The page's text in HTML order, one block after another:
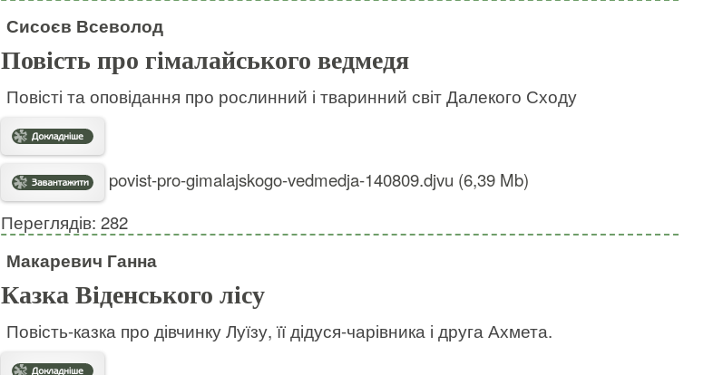
Сисоєв Всеволод
Повість про гімалайського ведмедя
Повісті та оповідання про рослинний і тваринний світ Далекого Сходу
povist-pro-gimalajskogo-vedmedja-140809.djvu (6,39 Mb)
Переглядів: 282
Макаревич Ганна
Казка Віденського лісу
Повість-казка про дівчинку Луїзу, її дідуся-чарівника і друга Ахмета.